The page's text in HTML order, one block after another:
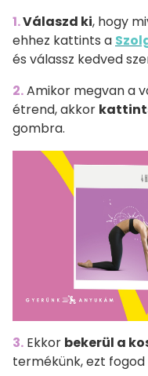
1.Válaszd ki, hogy
ehhez kattints a
és válassz kedved
2.Amikor megvan a
étrend, akkor
gombra.
3. Ekkor bekerül a
termékünk, ezt fogod